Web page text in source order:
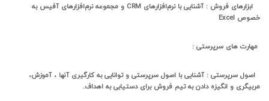
ابزارهای فروش : آشنایی با نرم‌افزارهای CRM و مجموعه نرم‌افزارهای آفیس به
خصوص Excel
مهارت های سرپرستی :
اصول سرپرستی : آشنایی با اصول سرپرستی و توانایی به کارگیری آنها ، آموزش،
مربیگری و انگیزه دادن به تیم فروش برای دستیابی به اهداف.